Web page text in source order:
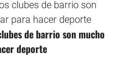
de barrio son mucho
deporte